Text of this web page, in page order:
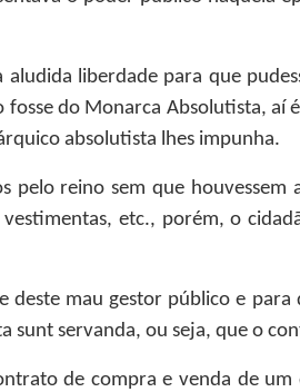
aludida liberdade para que
do Monarca Absolutista, aí
absolutista lhes impunha.
pelo reino sem que
etc., porém, o
deste mau gestor público e
servanda, ou seja, que o
de compra e venda de